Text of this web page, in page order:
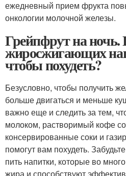
ежедневный прием фрукта
онкологии молочной железы.
Грейпфрут на
жиросжигающих
чтобы похудеть?
Безусловно, чтобы получить
больше двигаться и меньше
важно еще и следить за тем,
молоком, растворимый кофе
консервированные соки и
помогут вам похудеть.
пить напитки, которые во
жира и способствуют